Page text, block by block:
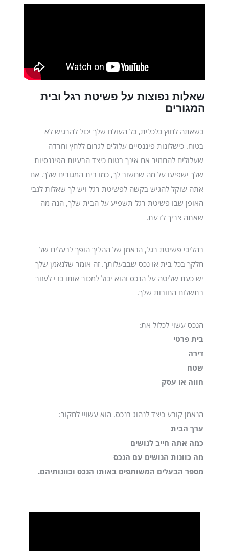
שאלות נפוצות על פשיטת רגל ובית
המגורים
כשאתה לחוץ כלכלית, כל העולם שלך יכול להרגיש לא
בטוח. כישלונות פיננסיים עלולים לגרום ללחץ וחרדה
שעלולים להחמיר אם אינך בטוח כיצד הבעיות הפיננסיות
שלך ישפיעו על מה שחשוב לך, כמו בית המגורים שלך. אם
אתה שוקל להגיש בקשה לפשיטת רגל ויש לך שאלות לגבי
האופן שבו פשיטת רגל תשפיע על הבית שלך, הנה מה
שאתה צריך לדעת.
בהליכי פשיטת רגל, הנאמן של ההליך הופך לבעלים של
חלקך בכל בית או נכס שבבעלותך. זה אומר שלנאמן שלך
יש כעת שליטה על הנכס והוא יכול למכור אותו כדי לעזור
בתשלום החובות שלך.
הנכס עשוי לכלול את:
בית פרטי
דירה
שטח
חווה או עסק
הנאמן קובע כיצד לנהוג בנכס. הוא עשויי לחקור:
ערך הבית
כמה אתה חייב לנושים
מה כוונות הנושים עם הנכס
מספר הבעלים המשותפים באותו הנכס וכוונותיהם.